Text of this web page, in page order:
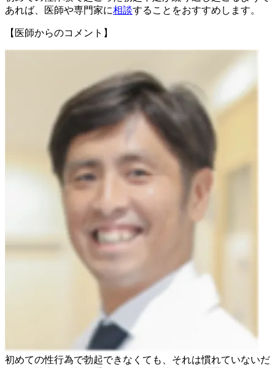
あれば、医師や専門家に相談することをおすすめします。
【医師からのコメント】
初めての性行為で勃起できなくても、それは慣れていないだ